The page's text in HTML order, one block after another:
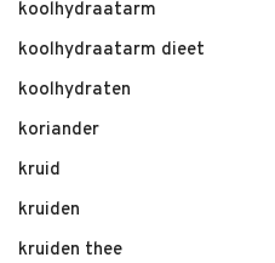
koolhydraatarm
koolhydraatarm dieet
koolhydraten
koriander
kruid
kruiden
kruiden thee